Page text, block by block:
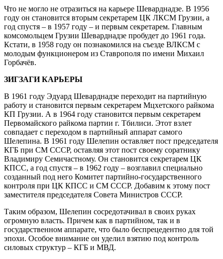
Что не могло не отразиться на карьере Шеварднадзе. В 1956
году он становится вторым секретарем ЦК ЛКСМ Грузии, а
год спустя – в 1957 году – и первым секретарем. Главным
комсомольцем Грузии Шеварднадзе пробудет до 1961 года.
Кстати, в 1958 году он познакомился на съезде ВЛКСМ с
молодым функционером из Ставрополя по имени Михаил
Горбачёв.
ЗИГЗАГИ КАРЬЕРЫ
В 1961 году Эдуард Шеварднадзе переходит на партийную
работу и становится первым секретарем Мцхетского райкома
КП Грузии. А в 1964 году становится первым секретарем
Первомайского райкома партии г. Тбилиси. Этот взлет
совпадает с переходом в партийный аппарат самого
Шелепина. В 1961 году Шелепин оставляет пост председателя
КГБ при СМ СССР, оставляя этот пост своему соратнику
Владимиру Семичастному. Он становится секретарем ЦК
КПСС, а год спустя – в 1962 году – возглавил специально
созданный под него Комитет партийно-государственного
контроля при ЦК КПСС и СМ СССР. Добавим к этому пост
заместителя председателя Совета Министров СССР.
Таким образом, Шелепин сосредотачивал в своих руках
огромную власть. Причем как в партийном, так и в
государственном аппарате, что было беспрецедентно для той
эпохи. Особое внимание он уделил взятию под контроль
силовых структур – КГБ и МВД.